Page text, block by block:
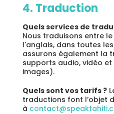
4. Traduction
Quels services de
Nous traduisons entre
l'anglais, dans toutes
assurons également la
supports audio, vidéo
images).
Quels sont vos tarifs ?
traductions font l’objet
à